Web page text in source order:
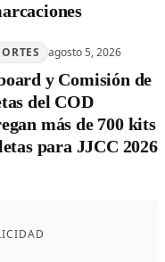
agosto 5, 2026
y Comisión de
del COD
más de 700 kits
para JJCC 2026